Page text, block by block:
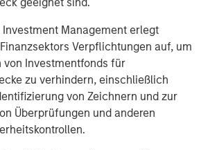
Investment Management erlegt
Verpflichtungen auf, um
von Investmentfonds für
zu verhindern, einschließlich
von Zeichnern und zur
Überprüfungen und anderen
online and brick-and-mortar
Lightspeed and Ecwid, two best-
will unite to truly empower
the barriers merchants face
we will only more rapidly achieve our
democratizing retail for independent
and enrich the communities they